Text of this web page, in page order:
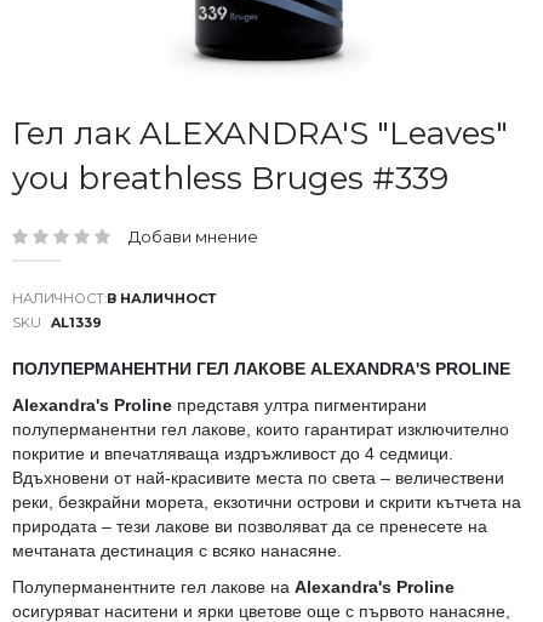
Гел лак ALEXANDRA'S "Leaves"
you breathless Bruges #339
рейтинг: Добави мнение
В НАЛИЧНОСТ
SKU
AL1339
ПОЛУПЕРМАНЕНТНИ ГЕЛ ЛАКОВЕ ALEXANDRA'S PROLINE
Alexandra's Proline представя ултра пигментирани
полуперманентни гел лакове, които гарантират изключително
покритие и впечатляваща издръжливост до 4 седмици.
Вдъхновени от най-красивите места по света – величествени
реки, безкрайни морета, екзотични острови и скрити кътчета на
природата – тези лакове ви позволяват да се пренесете на
мечтаната дестинация с всяко нанасяне.
Полуперманентните гел лакове на Alexandra's Proline
осигуряват наситени и ярки цветове още с първото нанасяне,
Преминете
към
началото
на
със
снимки